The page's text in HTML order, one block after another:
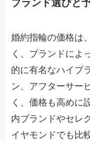
ブランド選びと
婚約指輪の価格は
く、ブランドによ
的に有名なハイブ
ン、アフターサー
く、価格も高めに
内ブランドやセレ
イヤモンドでも比